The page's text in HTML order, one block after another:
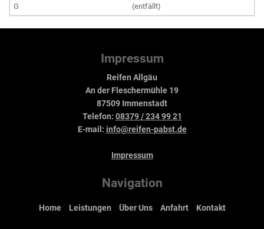
(entfällt)
Impressum
Reifen Allgäu
An der Fleschermühle 19
87509 Immenstadt
Telefon: 08379 / 234 99 21
E-mail: info@reifen-pabst.de
Impressum
Navigation
Home Leistungen Über Uns Anfahrt Kontakt